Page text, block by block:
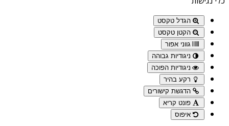
הגדל טקסט
הקטן טקסט
גווני אפור
ניגודיות גבוהה
ניגודיות הפוכה
רקע בהיר
הדגשת קישורים
פונט קריא
איפוס